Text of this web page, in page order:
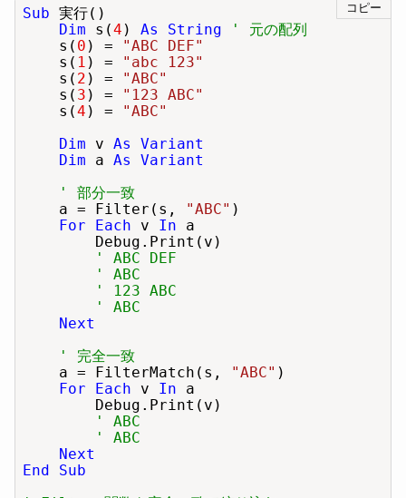
コピー
Sub 実行()
Dim s(4 ) As String
' 元の配列
    s(
0 ) =
"ABC DEF"
    s(
1 ) =
"abc 123"
    s(
2 ) =
"ABC"
    s(
3 ) =
"123 ABC"
    s(
4 ) =
"ABC"
Dim v As Variant
Dim a As Variant
' 部分一致
    a = Filter(s,
"ABC" )
For Each v In a
        Debug.Print(v)
' ABC DEF
' ABC
' 123 ABC
' ABC
Next
' 完全一致
    a = FilterMatch(s,
"ABC" )
For Each v In a
        Debug.Print(v)
' ABC
' ABC
Next
End Sub